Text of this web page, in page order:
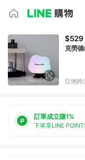
$529
克勞
亞洲跨
訂單成立賺1%
下單享LINE